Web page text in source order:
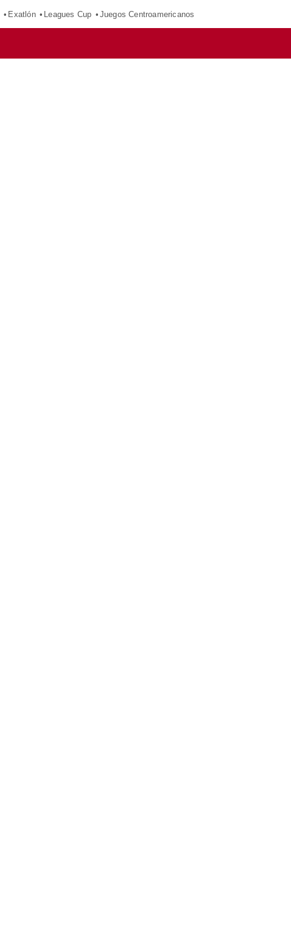
Exatlón Leagues Cup Juegos Centroamericanos